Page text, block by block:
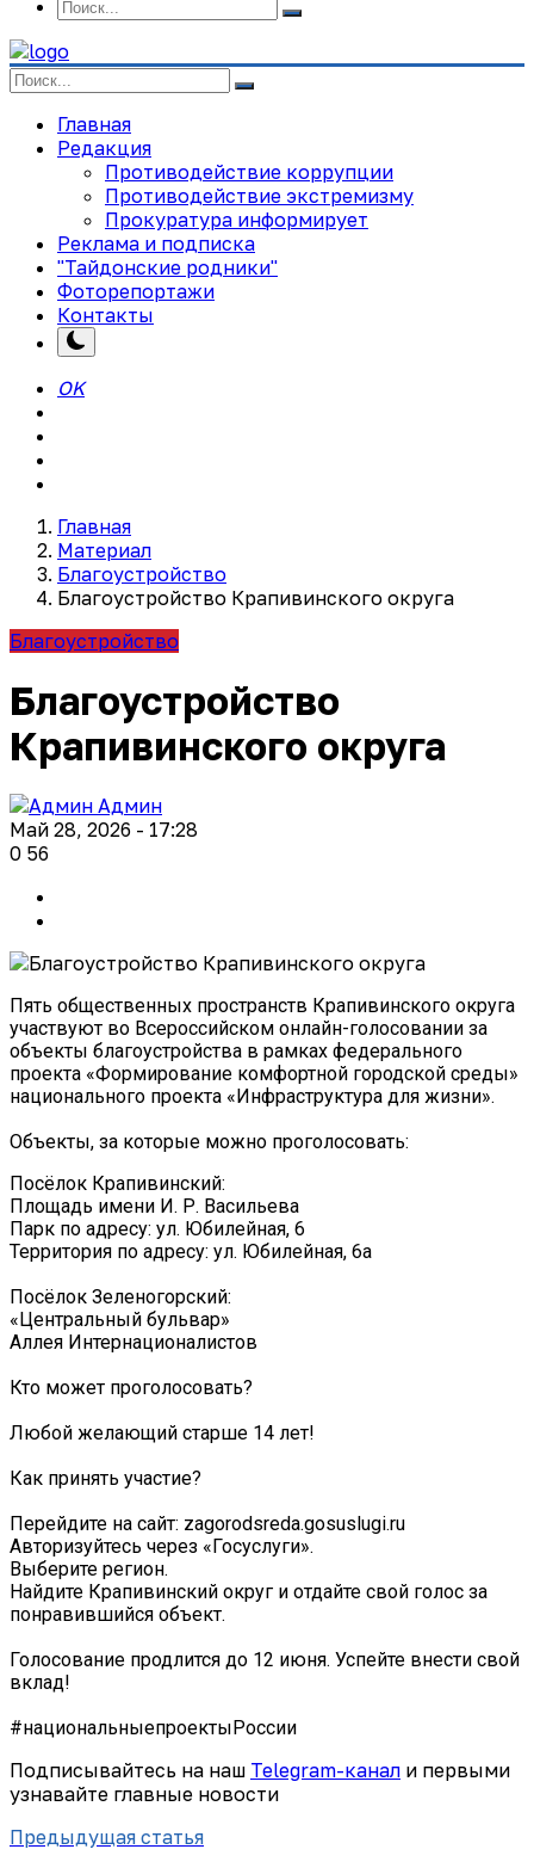
Главная
Редакция
Противодействие коррупции
Противодействие экстремизму
Прокуратура информирует
Реклама и подписка
"Тайдонские родники"
Фоторепортажи
Контакты
OK
Главная
Материал
Благоустройство
Благоустройство Крапивинского округа
Благоустройство
Благоустройство
Крапивинского округа
Админ
Май 28, 2026 - 17:28
0 56
Пять общественных пространств Крапивинского округа
участвуют во Всероссийском онлайн-голосовании за
объекты благоустройства в рамках федерального
проекта «Формирование комфортной городской среды»
национального проекта «Инфраструктура для жизни».
Объекты, за которые можно проголосовать:
Посёлок Крапивинский:
Площадь имени И. Р. Васильева
Парк по адресу: ул. Юбилейная, 6
Территория по адресу: ул. Юбилейная, 6а
Посёлок Зеленогорский:
«Центральный бульвар»
Аллея Интернационалистов
Кто может проголосовать?
Любой желающий старше 14 лет!
Как принять участие?
Перейдите на сайт: zagorodsreda.gosuslugi.ru
Авторизуйтесь через «Госуслуги».
Выберите регион.
Найдите Крапивинский округ и отдайте свой голос за
понравившийся объект.
Голосование продлится до 12 июня. Успейте внести свой
вклад!
#национальныепроектыРоссии
Подписывайтесь на наш Telegram-канал и первыми
узнавайте главные новости
Предыдущая статья